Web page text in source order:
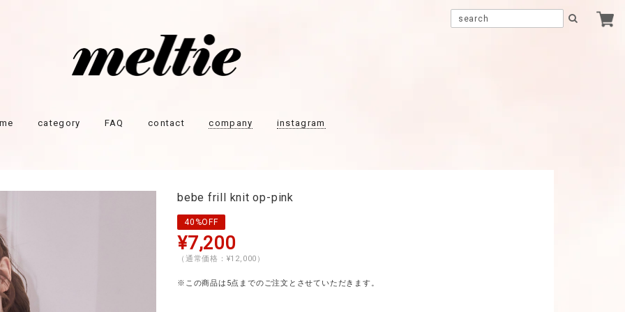
category FAQ contact company instagram
bebe frill knit op-pink
40%OFF
¥7,200
（通常価格：¥12,000）
※この商品は5点までのご注文とさせていただきます。